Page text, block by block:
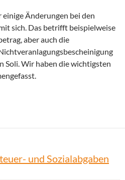
Änderungen bei den
sich. Das betrifft beispielweise
aber auch die
Soli. Wir haben die wichtigsten
Sozialabgaben 2021
und Sozialabgaben